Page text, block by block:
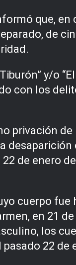
que,
de
y/o
con los
privación
de enero
cuerpo
en 21
los
22 de